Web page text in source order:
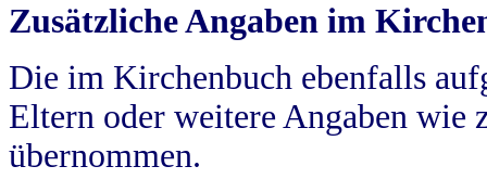
Zusätzliche Angaben im
Die im Kirchenbuch ebenfalls
Eltern oder weitere Angaben wie
übernommen.